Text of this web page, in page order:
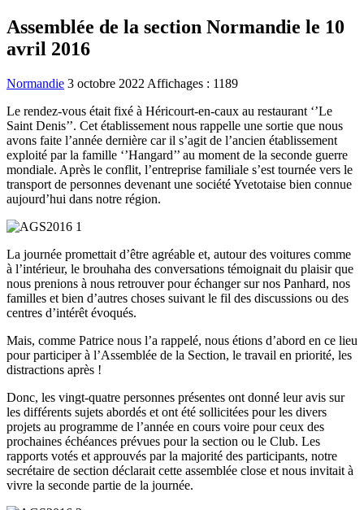
Assemblée de la section Normandie le 10
avril 2016
Normandie 3 octobre 2022 Affichages : 1189
Le rendez-vous était fixé à Héricourt-en-caux au restaurant ‘’Le
Saint Denis’’. Cet établissement nous rappelle une sortie que nous
avons faite l’année dernière car il s’agit de l’ancien établissement
exploité par la famille ‘’Hangard’’ au moment de la seconde guerre
mondiale. Après le conflit, l’entreprise familiale s’est tournée vers le
transport de personnes devenant une société Yvetotaise bien connue
aujourd’hui dans notre région.
La journée promettait d’être agréable et, autour des voitures comme
à l’intérieur, le brouhaha des conversations témoignait du plaisir que
nous prenions à nous retrouver pour échanger sur nos Panhard, nos
familles et bien d’autres choses suivant le fil des discussions ou des
centres d’intérêt évoqués.
Mais, comme Patrice nous l’a rappelé, nous étions d’abord en ce lieu
pour participer à l’Assemblée de la Section, le travail en priorité, les
distractions après !
Donc, les vingt-quatre personnes présentes ont donné leur avis sur
les différents sujets abordés et ont été sollicitées pour les divers
projets au programme de l’année en cours voire pour ceux des
prochaines échéances prévues pour la section ou le Club. Les
rapports votés et approuvés par la majorité des participants, notre
secrétaire de section déclarait cette assemblée close et nous invitait à
vivre la seconde partie de la journée.